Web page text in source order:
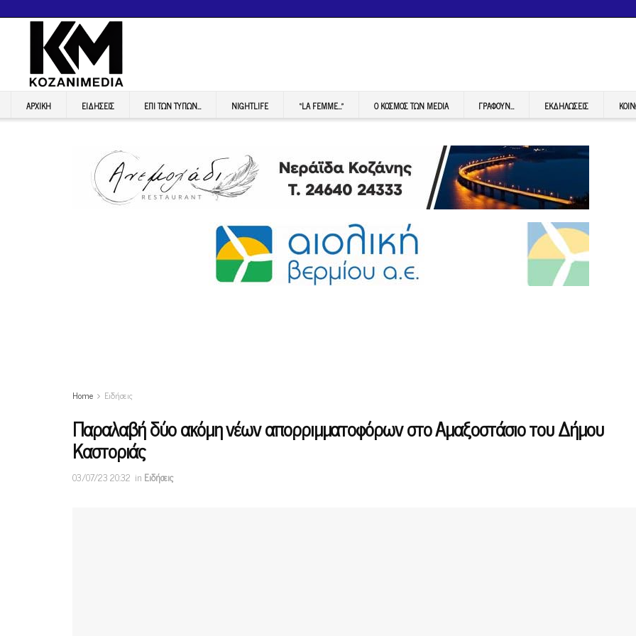
ΑΡΧΙΚΉ ΕΙΔΉΣΕΙΣ ΕΠI ΤΩΝ ΤΥΠΩΝ… NIGHTLIFE “LA FEMME…” Ο ΚΟΣΜΟΣ ΤΩΝ MEDIA ΓΡΆΦΟΥΝ… ΕΚΔΗΛΏΣΕΙΣ
Home Ειδήσεις
Παραλαβή δύο ακόμη νέων απορριμματοφόρων στο Αμαξοστάσιο του Δήμου
Καστοριάς
03/07/23 20:32 in Ειδήσεις